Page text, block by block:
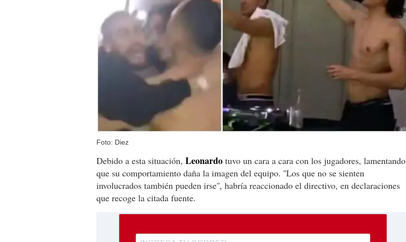
Foto: Diez
Debido a esta situación, Leonardo tuvo un cara a cara con los jugadores, lamentando
que su comportamiento daña la imagen del equipo. ''Los que no se sienten
involucrados también pueden irse'', habría reaccionado el directivo, en declaraciones
que recoge la citada fuente.